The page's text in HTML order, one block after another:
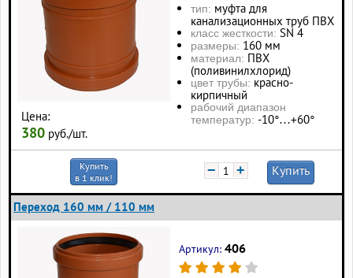
Цена:
380 руб./шт.
тип: муфта для
канализационных труб ПВХ
класс жесткости: SN 4
размеры: 160 мм
материал: ПВХ
(поливинилхлорид)
цвет трубы: красно-
кирпичный
рабочий диапазон
температур: -10°…+60°
Купить
в 1 клик!
− + Купить
Переход 160 мм / 110 мм
Артикул: 406